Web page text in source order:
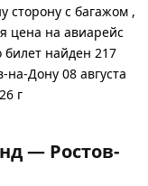
сторону с багажом ,
цена на авиарейс
билет найден 217
на-Дону 08 августа
г
— Ростов-